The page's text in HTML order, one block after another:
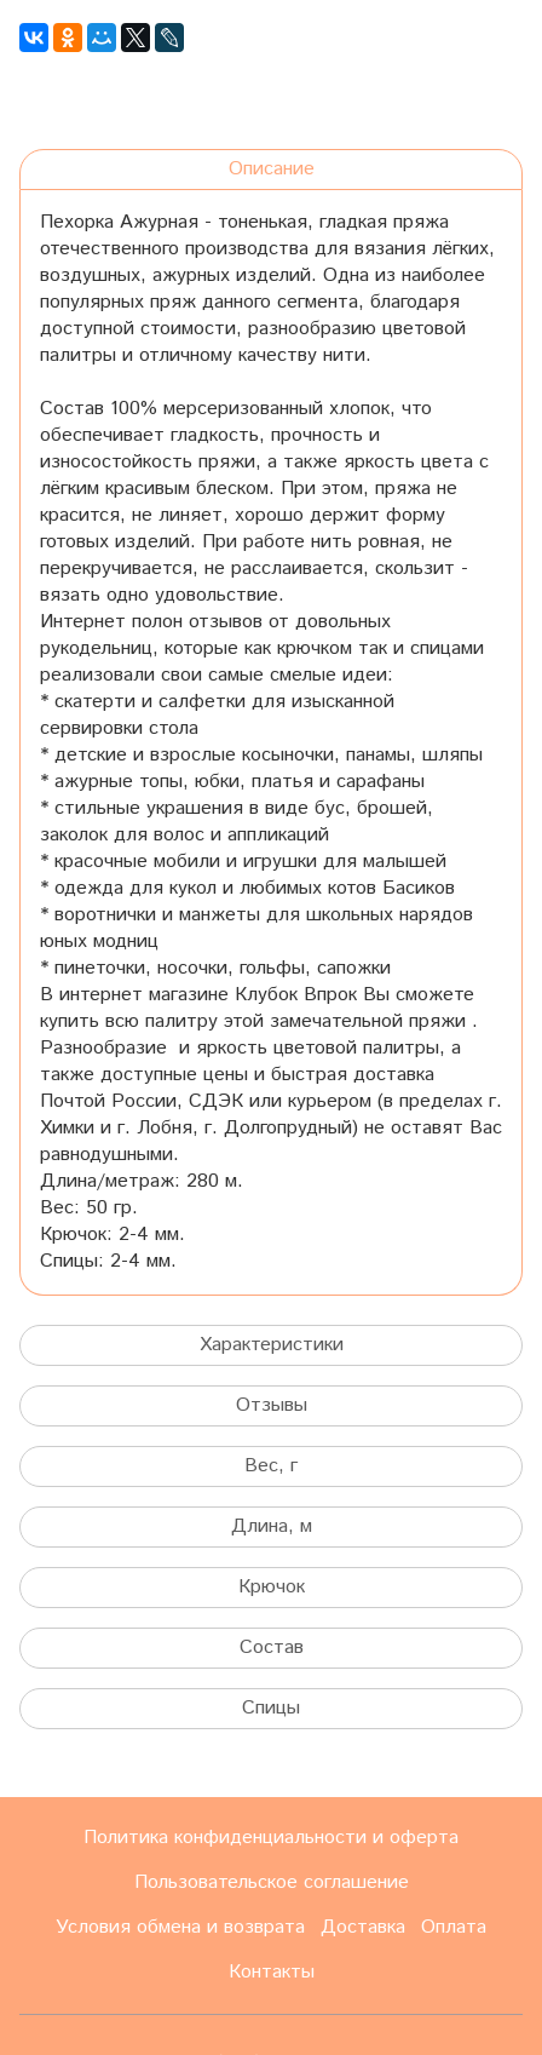
Описание
Пехорка Ажурная - тоненькая, гладкая пряжа
отечественного производства для вязания лёгких,
воздушных, ажурных изделий. Одна из наиболее
популярных пряж данного сегмента, благодаря
доступной стоимости, разнообразию цветовой
палитры и отличному качеству нити.
Состав 100% мерсеризованный хлопок, что
обеспечивает гладкость, прочность и
износостойкость пряжи, а также яркость цвета с
лёгким красивым блеском. При этом, пряжа не
красится, не линяет, хорошо держит форму
готовых изделий. При работе нить ровная, не
перекручивается, не расслаивается, скользит -
вязать одно удовольствие.
Интернет полон отзывов от довольных
рукодельниц, которые как крючком так и спицами
реализовали свои самые смелые идеи:
* скатерти и салфетки для изысканной
сервировки стола
* детские и взрослые косыночки, панамы, шляпы
* ажурные топы, юбки, платья и сарафаны
* стильные украшения в виде бус, брошей,
заколок для волос и аппликаций
* красочные мобили и игрушки для малышей
* одежда для кукол и любимых котов Басиков
* воротнички и манжеты для школьных нарядов
юных модниц
* пинеточки, носочки, гольфы, сапожки
В интернет магазине Клубок Впрок Вы сможете
купить всю палитру этой замечательной пряжи .
Разнообразие и яркость цветовой палитры, а
также доступные цены и быстрая доставка
Почтой России, СДЭК или курьером (в пределах г.
Химки и г. Лобня, г. Долгопрудный) не оставят Вас
равнодушными.
Длина/метраж: 280 м.
Вес: 50 гр.
Крючок: 2-4 мм.
Спицы: 2-4 мм.
Характеристики
Отзывы
Вес, г
Длина, м
Крючок
Состав
Спицы
Политика конфиденциальности и оферта
Пользовательское соглашение
Условия обмена и возврата
Доставка
Оплата
Контакты